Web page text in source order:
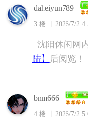
daheiyun789
3 楼 2026/7/2
沈阳休闲网
陆】
后阅览！
bnm666
4 楼 2026/7/2